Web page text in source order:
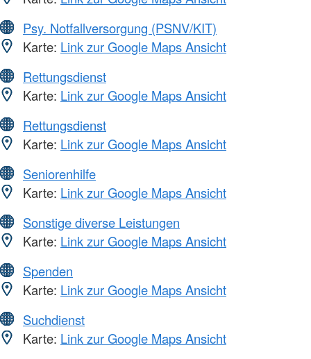
Psy. Notfallversorgung (PSNV/KIT)
Karte: Link zur Google Maps Ansicht
Rettungsdienst
Karte: Link zur Google Maps Ansicht
Rettungsdienst
Karte: Link zur Google Maps Ansicht
Seniorenhilfe
Karte: Link zur Google Maps Ansicht
Sonstige diverse Leistungen
Karte: Link zur Google Maps Ansicht
Spenden
Karte: Link zur Google Maps Ansicht
Suchdienst
Karte: Link zur Google Maps Ansicht